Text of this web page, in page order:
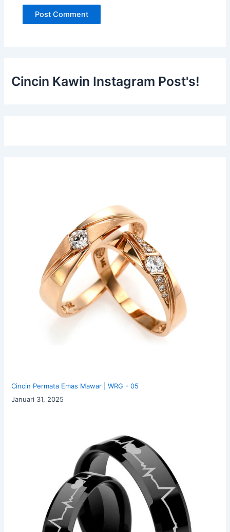
Cincin Kawin Instagram Post's!
Cincin Permata Emas Mawar | WRG - 05
Januari 31, 2025